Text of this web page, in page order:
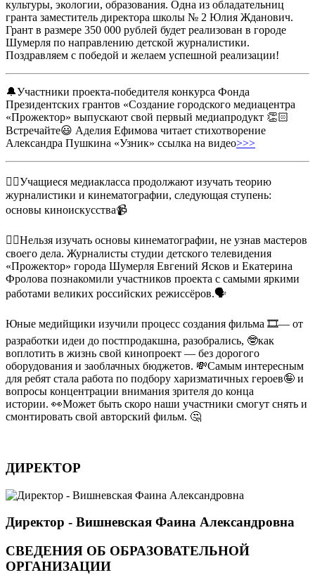
культуры, экологии, образования. Одна из обладательниц
гранта заместитель директора школы № 2 Юлия Жданович.
Грант в размере 350 000 рублей будет реализован в городе
Шумерля по направлению детской журналистики.
Поздравляем с победой и желаем успешной реализации!
🔔Участники проекта-победителя конкурса Фонда
Президентских грантов «Создание городского медиацентра
«Прожектор» выпускают свой первый медиапродукт 👏🏻
Встречайте😃 Аделия Ефимова читает стихотворение
Александра Пушкина «Узник» ссылка на видео>>>
☝🏻Учащиеся медиакласса продолжают изучать теорию
журналистики и кинематографии, следующая ступень:
основы киноискусства📹
☝🏻Нельзя изучать основы кинематографии, не узнав мастеров
своего дела. Журналисты студии детского телевидения
«Прожектор» города Шумерля Евгений Ясков и Екатерина
Фролова познакомили участников проекта с самыми яркими
работами великих российских режиссёров.🗣
Юные медийщики изучили процесс создания фильма 🎞— от
разработки идеи до постпродакшна, разобрались, 🤓как
воплотить в жизнь свой кинопроект — без дорогого
оборудования и заоблачных бюджетов. 💸Самым интересным
для ребят стала работа по подбору харизматичных героев🤪 и
вопросы концентрации внимания зрителя до конца
истории. 👀Может быть скоро наши участники смогут снять и
смонтировать свой авторский фильм. 🤔
ДИРЕКТОР
Директор - Вишневская Фаина Александровна
СВЕДЕНИЯ ОБ ОБРАЗОВАТЕЛЬНОЙ
ОРГАНИЗАЦИИ